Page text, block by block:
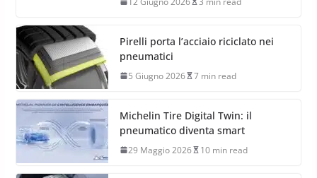
Pirelli P Zero Trofeo RS: il
Taycan Turbo GT sotto i 7 minuti al
Nürburgring
12 Giugno 2026 3 min read
Pirelli porta l’acciaio riciclato nei
pneumatici
5 Giugno 2026 7 min read